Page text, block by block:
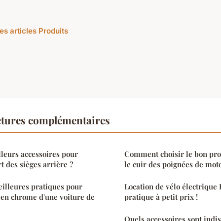
articles Produits
complémentaires
accessoires pour
des sièges arrière ?
pratiques pour
chrome d'une voiture de
Comment choisir le bon
le cuir des poignées de
Location de vélo électrique
pratique à petit prix !
Quels accessoires sont